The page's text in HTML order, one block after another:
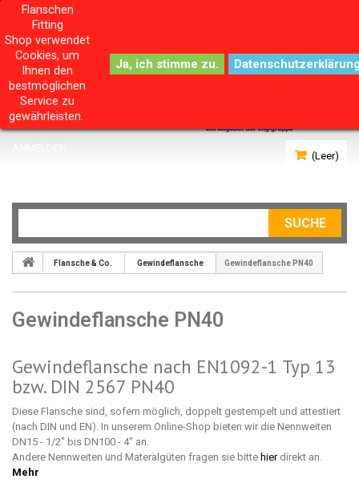
(Leer)
SUCHE
Flanschen
Fitting
Shop verwendet
Cookies, um
Ihnen den
bestmöglichen
Service zu
gewährleisten.
Flansche & Co. Gewindeflansche Gewindeflansche PN40
Gewindeflansche PN40
Gewindeflansche nach EN1092-1 Typ 13
bzw. DIN 2567 PN40
Diese Flansche sind, sofern möglich, doppelt gestempelt und attestiert
(nach DIN und EN). In unserem Online-Shop bieten wir die Nennweiten
DN15 - 1/2" bis DN100 - 4" an.
Andere Nennweiten und Materalgüten fragen sie bitte hierdirekt an.
Mehr